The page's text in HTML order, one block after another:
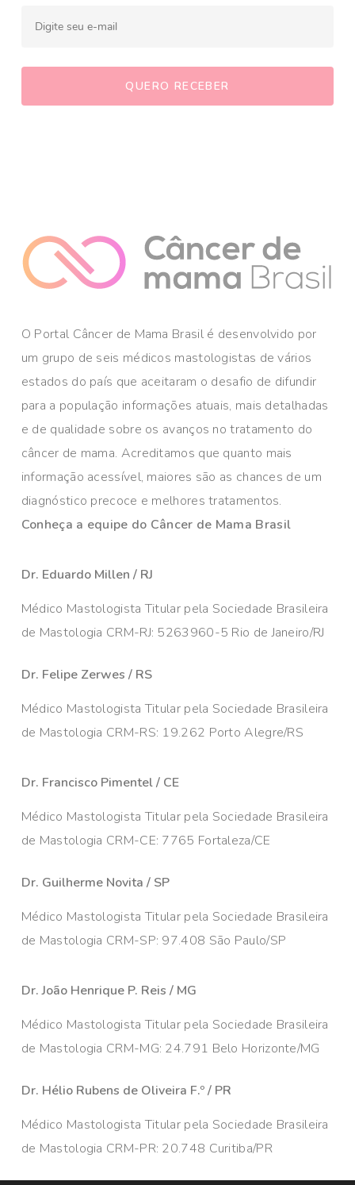
O Portal Câncer de Mama Brasil é desenvolvido por
um grupo de seis médicos mastologistas de vários
estados do país que aceitaram o desafio de difundir
para a população informações atuais, mais detalhadas
e de qualidade sobre os avanços no tratamento do
câncer de mama. Acreditamos que quanto mais
informação acessível, maiores são as chances de um
diagnóstico precoce e melhores tratamentos.
Conheça a equipe do Câncer de Mama Brasil
Dr. Eduardo Millen / RJ
Médico Mastologista Titular pela Sociedade Brasileira
de Mastologia CRM-RJ: 5263960-5 Rio de Janeiro/RJ
Dr. Felipe Zerwes / RS
Médico Mastologista Titular pela Sociedade Brasileira
de Mastologia CRM-RS: 19.262 Porto Alegre/RS
Dr. Francisco Pimentel / CE
Médico Mastologista Titular pela Sociedade Brasileira
de Mastologia CRM-CE: 7765 Fortaleza/CE
Dr. Guilherme Novita / SP
Médico Mastologista Titular pela Sociedade Brasileira
de Mastologia CRM-SP: 97.408 São Paulo/SP
Dr. João Henrique P. Reis / MG
Médico Mastologista Titular pela Sociedade Brasileira
de Mastologia CRM-MG: 24.791 Belo Horizonte/MG
Dr. Hélio Rubens de Oliveira F.º / PR
Médico Mastologista Titular pela Sociedade Brasileira
de Mastologia CRM-PR: 20.748 Curitiba/PR